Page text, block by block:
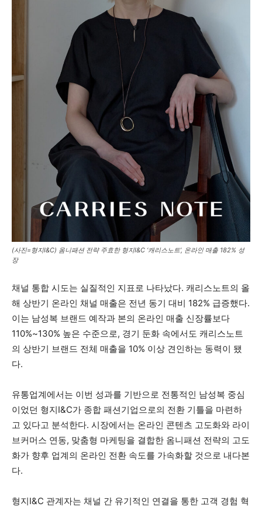
(사진=형지I&C) 옴니패션 전략 주효한 형지I&C ‘캐리스노트’, 온라인 매출 182% 성
장
채널 통합 시도는 실질적인 지표로 나타났다. 캐리스노트의 올
해 상반기 온라인 채널 매출은 전년 동기 대비 182% 급증했다.
이는 남성복 브랜드 예작과 본의 온라인 매출 신장률보다
110%~130% 높은 수준으로, 경기 둔화 속에서도 캐리스노트
의 상반기 브랜드 전체 매출을 10% 이상 견인하는 동력이 됐
다.
유통업계에서는 이번 성과를 기반으로 전통적인 남성복 중심
이었던 형지I&C가 종합 패션기업으로의 전환 기틀을 마련하
고 있다고 분석한다. 시장에서는 온라인 콘텐츠 고도화와 라이
브커머스 연동, 맞춤형 마케팅을 결합한 옴니패션 전략의 고도
화가 향후 업계의 온라인 전환 속도를 가속화할 것으로 내다본
다.
형지I&C 관계자는 채널 간 유기적인 연결을 통한 고객 경험 혁